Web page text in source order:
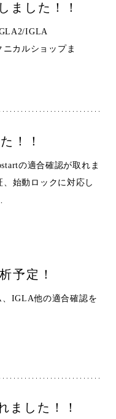
ました！！
IGLA
カルショップま
！！
の適合確認が取れま
始動ロックに対応し
予定！
IGLA他の適合確認を
ました！！